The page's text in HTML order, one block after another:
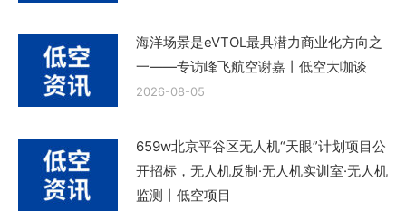
海洋场景是eVTOL最具潜力商业化方向之
一——专访峰飞航空谢嘉丨低空大咖谈
2026-08-05
659w北京平谷区无人机“天眼”计划项目公
开招标，无人机反制·无人机实训室·无人机
监测丨低空项目